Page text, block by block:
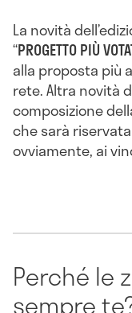
La novità
“PROGETTO PIÙ
alla proposta più
rete. Altra novità
composizione
che sarà
ovviamente, ai
Perché le
sempre